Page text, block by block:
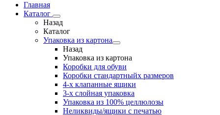
Главная
Каталог
Назад
Каталог
Упаковка из картона
Назад
Упаковка из картона
Коробки для обуви
Коробки стандартныйх размеров
4-х клапанные ящики
3-х слойная упаковка
Упаковка из 100% целлюлозы
Неликвиды/ящики с печатью